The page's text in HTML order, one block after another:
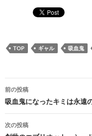
TOP ギャル 吸血鬼
投
稿
ナ
前の投稿
吸血鬼になったキミは永遠
次の投稿